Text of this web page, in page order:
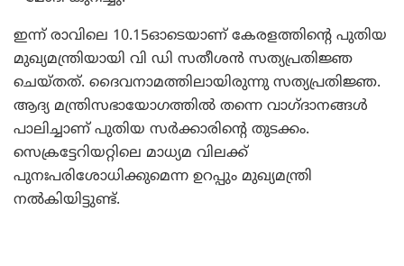
ഇന്ന് രാവിലെ 10.15ഓടെയാണ് കേരളത്തിന്റെ പുതിയ
മുഖ്യമന്ത്രിയായി വി ഡി സതീശന്‍ സത്യപ്രതിജ്ഞ
ചെയ്തത്. ദൈവനാമത്തിലായിരുന്നു സത്യപ്രതിജ്ഞ.
ആദ്യ മന്ത്രിസഭായോഗത്തില്‍ തന്നെ വാഗ്ദാനങ്ങള്‍
പാലിച്ചാണ് പുതിയ സര്‍ക്കാരിന്റെ തുടക്കം.
സെക്രട്ടേറിയറ്റിലെ മാധ്യമ വിലക്ക്
പുനഃപരിശോധിക്കുമെന്ന ഉറപ്പും മുഖ്യമന്ത്രി
നല്‍കിയിട്ടുണ്ട്.